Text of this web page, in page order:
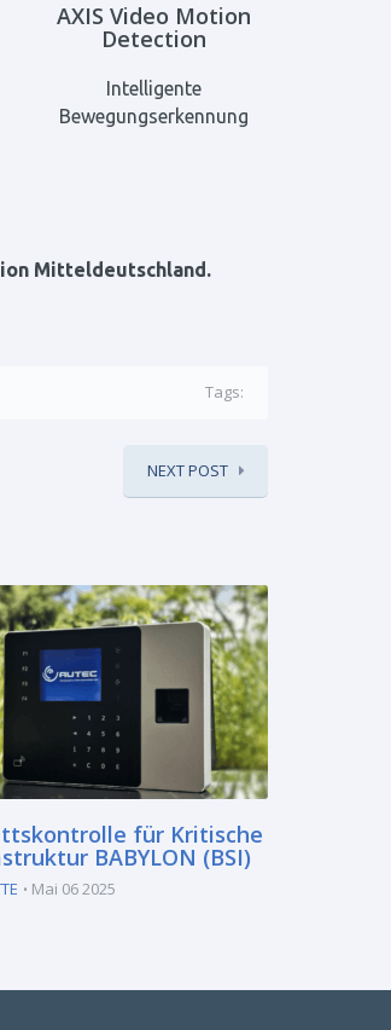
AXIS Video Motion
Detection
Intelligente
Bewegungserkennung
Mitteldeutschland.
Tags:
NEXT POST
für Kritische
BABYLON (BSI)
Mai 06 2025